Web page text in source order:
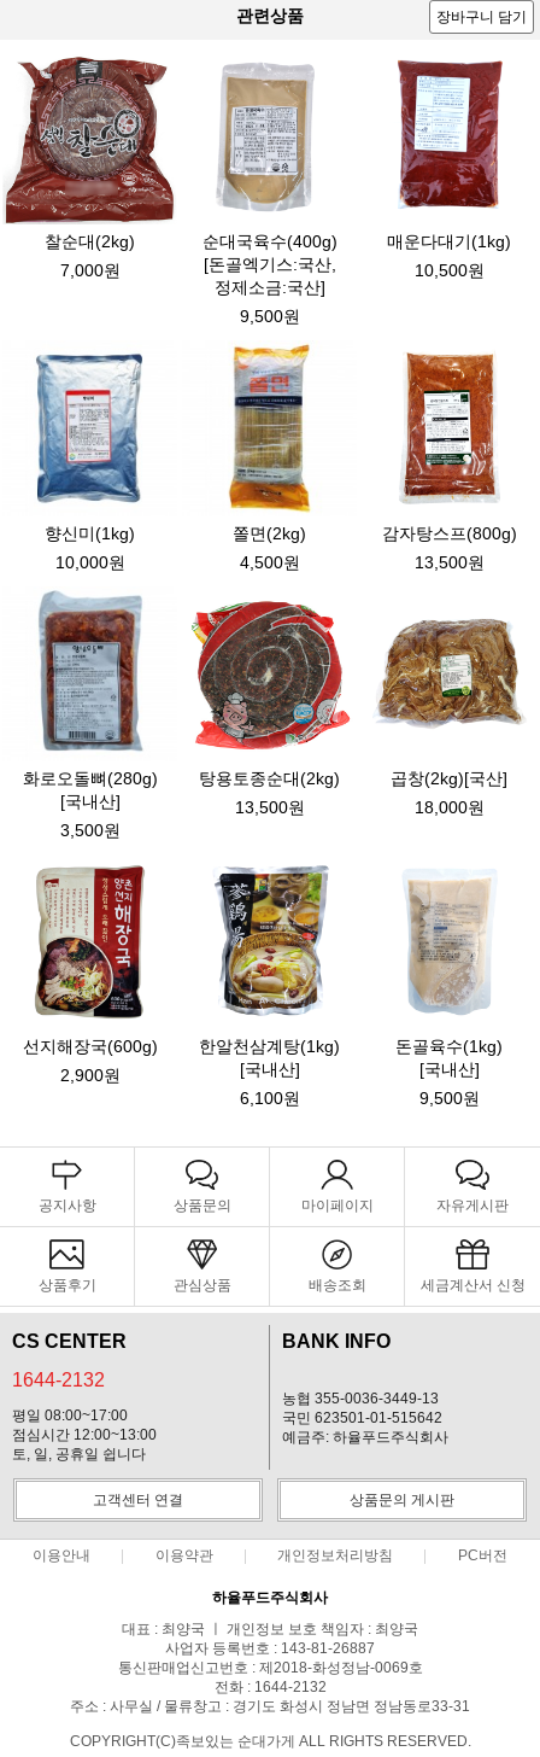
관련상품 장바구니 담기
찰순대(2kg)
7,000원
순대국육수(400g)
[돈골엑기스:국산,
정제소금:국산]
9,500원
매운다대기(1kg)
10,500원
향신미(1kg)
10,000원
쫄면(2kg)
4,500원
감자탕스프(800g)
13,500원
화로오돌뼈(280g)
[국내산]
3,500원
탕용토종순대(2kg)
13,500원
곱창(2kg)[국산]
18,000원
선지해장국(600g)
2,900원
한알천삼계탕(1kg)
[국내산]
6,100원
돈골육수(1kg)
[국내산]
9,500원
공지사항 상품문의 마이페이지 자유게시판
상품후기 관심상품 배송조회 세금계산서 신청
CS CENTER
1644-2132
평일 08:00~17:00
점심시간 12:00~13:00
토, 일, 공휴일 쉽니다
BANK INFO
농협 355-0036-3449-13
국민 623501-01-515642
예금주: 하율푸드주식회사
고객센터 연결 상품문의 게시판
이용안내 이용약관 개인정보처리방침 PC버전
하율푸드주식회사
대표 : 최양국 ㅣ 개인정보 보호 책임자 : 최양국
사업자 등록번호 : 143-81-26887
통신판매업신고번호 : 제2018-화성정남-0069호
전화 : 1644-2132
주소 : 사무실 / 물류창고 : 경기도 화성시 정남면 정남동로33-31
COPYRIGHT(C)족보있는 순대가게 ALL RIGHTS RESERVED.